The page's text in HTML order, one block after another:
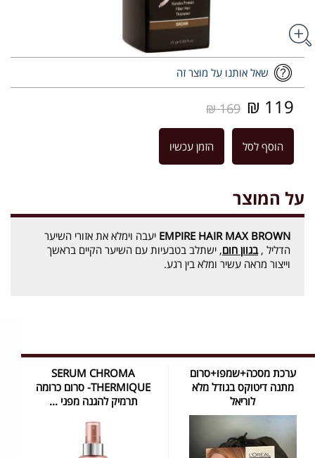
שאל אותנו על מוצר זה
119 ₪
169 ₪
הוסף לסל הזמן עכשיו
על המוצר
EMPIRE HAIR MAX BROWN יעבה וימלא את אזורי השיער
הדליל ,בגוון חום, ישתלב בטבעיות עם השיער הקיים בראשך
וייצור מראה עשיר ומלא בין רגע.
ערכת מסכה+שמפו+סרום
מתנה דיטוקס בגודל מלא
לוריאל
SERUM CHROMA
THERMIQUE- סרום כרומה
תרמיק להגנה מפני ...